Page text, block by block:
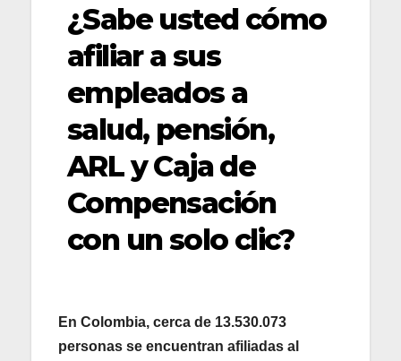
¿Sabe usted cómo
afiliar a sus
empleados a
salud, pensión,
ARL y Caja de
Compensación
con un solo clic?
En Colombia, cerca de 13.530.073
personas se encuentran afiliadas al